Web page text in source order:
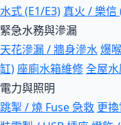
水式 (E1/E3) 真火 / 樂信
緊急水務與滲漏
天花滲漏 / 牆身滲水爆
缸) 座廁水箱維修全屋
電力與照明
跳掣 / 燒 Fuse 急救 更